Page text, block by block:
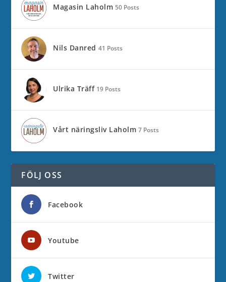
Magasin Laholm 50 Posts
Nils Danred 41 Posts
Ulrika Träff 19 Posts
Vårt näringsliv Laholm 7 Posts
FÖLJ OSS
Facebook
Youtube
Twitter